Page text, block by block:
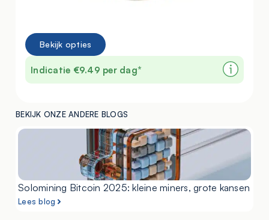
Bekijk opties
Indicatie €9.49 per dag*
BEKIJK ONZE ANDERE BLOGS
Solomining Bitcoin 2025: kleine miners, grote kansen
Lees blog